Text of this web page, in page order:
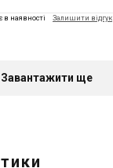
в наявності Залишити відгук
Завантажити ще